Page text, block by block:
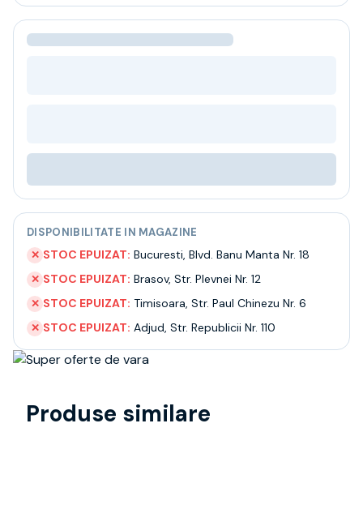
Ceai
Bacanie
Despre noi
Livrare
Termeni si conditii
Politica de confidentialitate
Intrebari frecvente
DISPONIBILITATE IN MAGAZINE
✕ STOC EPUIZAT: Bucuresti, Blvd. Banu Manta Nr. 18
✕ STOC EPUIZAT: Brasov, Str. Plevnei Nr. 12
✕ STOC EPUIZAT: Timisoara, Str. Paul Chinezu Nr. 6
✕ STOC EPUIZAT: Adjud, Str. Republicii Nr. 110
Produse similare